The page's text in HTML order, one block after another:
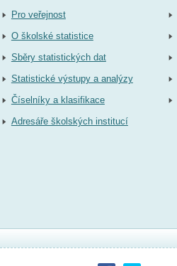
Pro veřejnost
O školské statistice
Sběry statistických dat
Statistické výstupy a analýzy
Číselníky a klasifikace
Adresáře školských institucí